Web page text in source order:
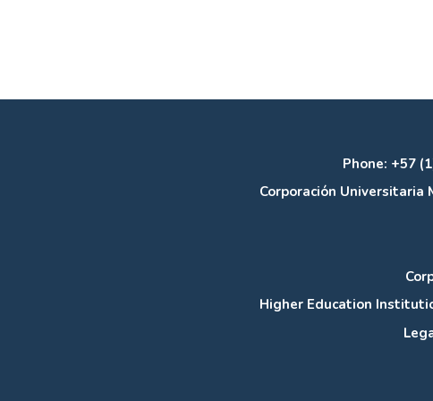
Phone: +57
Corporación Universitaria
Higher Education